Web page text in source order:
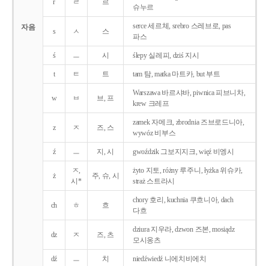
자음
r ㄹ 르
슈누르
s ㅅ 스
serce 세르체, srebro 스레브로, pas
파스
ś ㅡ 시 ślepy 실레피, dziś 지시
t ㅌ 트 tam 탐, matka 마트카, but 부트
w ㅂ 브, 프
Warszawa 바르샤바, piwnica 피브니차,
krew 크레프
z ㅈ 즈, 스
zamek 자메크, zbrodnia 즈브로드니아,
wywóz 비부스
ź ㅡ 지, 시 gwoździk 그보지지크, więź 비엥시
ż
ㅈ,
시*
주, 슈, 시
żyto 지토, różny 루주니, łyżka 위슈카,
straż 스트라시
ch ㅎ 흐
chory 호리, kuchnia 쿠흐니아, dach
다흐
dz ㅈ 즈, 츠
dziura 지우라, dzwon 즈본, mosiądz
모시옹츠
dź ㅡ 치 niedźwiedź 니에치비에치